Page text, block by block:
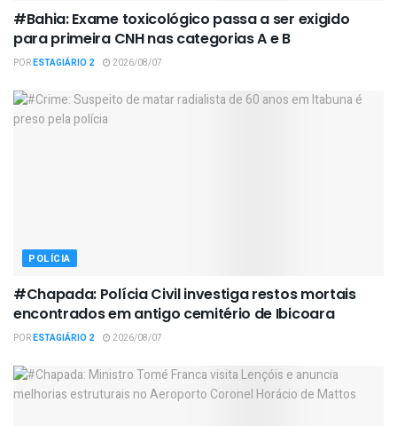
#Bahia: Exame toxicológico passa a ser exigido
para primeira CNH nas categorias A e B
PORESTAGIÁRIO 2 2026/08/07
POLÍCIA
#Chapada: Polícia Civil investiga restos mortais
encontrados em antigo cemitério de Ibicoara
PORESTAGIÁRIO 2 2026/08/07